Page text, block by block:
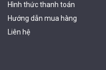
2.039.000 đ
Hình thức thanh toán
Hướng dẫn mua hàng
Liên hệ